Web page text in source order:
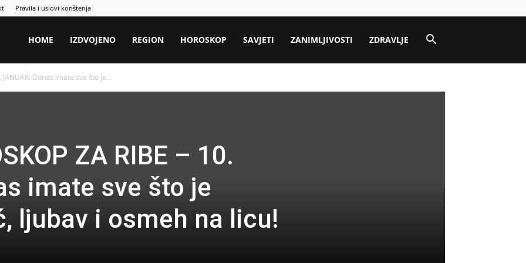
Pravila i uslovi korištenja
HOME IZDVOJENO REGION HOROSKOP SAVJETI ZANIMLJIVOSTI ZDRAVLJE
JANUAR: Danas imate sve što je...
ZA RIBE – 10.
imate sve što je
ljubav i osmeh na licu!